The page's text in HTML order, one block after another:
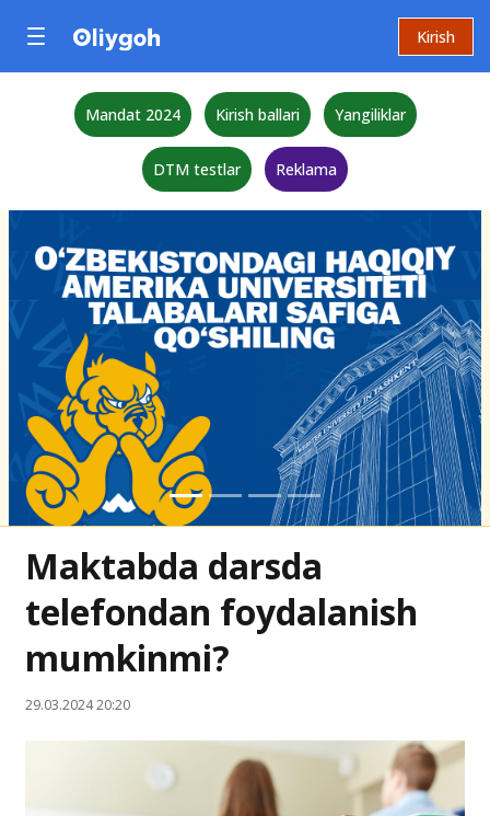
Kirish
Mandat 2024 Kirish ballari Yangiliklar
DTM testlar Reklama
Maktabda darsda
telefondan foydalanish
mumkinmi?
29.03.2024 20:20